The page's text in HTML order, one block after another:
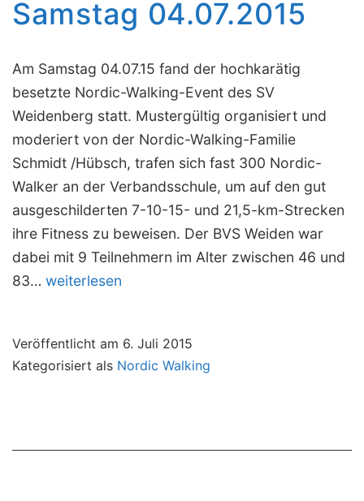
Samstag 04.07.2015
Am Samstag 04.07.15 fand der hochkarätig
besetzte Nordic-Walking-Event des SV
Weidenberg statt. Mustergültig organisiert und
moderiert von der Nordic-Walking-Familie
Schmidt /Hübsch, trafen sich fast 300 Nordic-
Walker an der Verbandsschule, um auf den gut
ausgeschilderten 7-10-15- und 21,5-km-Strecken
ihre Fitness zu beweisen. Der BVS Weiden war
dabei mit 9 Teilnehmern im Alter zwischen 46 und
83… Hitzeschlacht
am
Samstag
weiterlesen
Veröffentlicht am 6. Juli 2015
Kategorisiert als Nordic Walking